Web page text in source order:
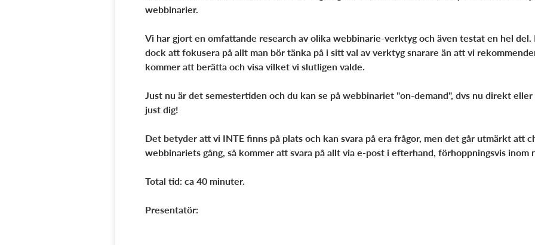
webbinarier.
Vi har gjort en omfattande research av olika webbinarie-verktyg och även testat en hel
dock att fokusera på allt man bör tänka på i sitt val av verktyg snarare än att vi
kommer att berätta och visa vilket vi slutligen valde.
Just nu är det semestertiden och du kan se på webbinariet "on-demand", dvs nu direkt
just dig!
Det betyder att vi INTE finns på plats och kan svara på era frågor, men det går utmärkt att
webbinariets gång, så kommer att svara på allt via e-post i efterhand, förhoppningsvis inom
Total tid: ca 40 minuter.
Presentatör: